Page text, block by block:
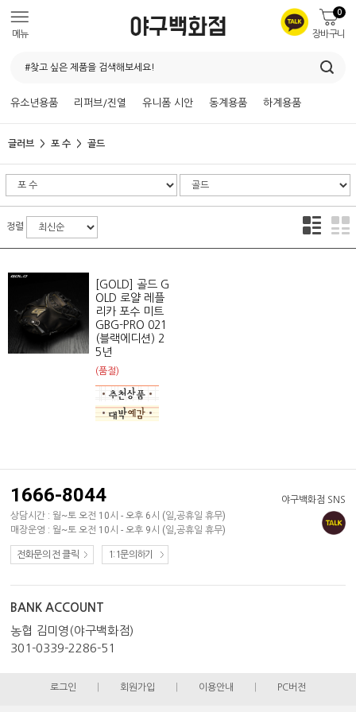
메뉴 장바구니
0
유소년용품 리퍼브/진열 유니폼 시안 동계용품 하계용품
글러브 포 수 골드
정렬
[GOLD] 골드 G
OLD 로얄 레플
리카 포수 미트
GBG-PRO 021
(블랙에디션) 2
5년
(품절)
야구백화점 SNS
1666-8044
상담시간 : 월~토 오전 10시 - 오후 6시 (일,공휴일 휴무)
매장운영 : 월~토 오전 10시 - 오후 9시 (일,공휴일 휴무)
전화문의 전 클릭 1:1문의하기
BANK ACCOUNT
농협 김미영(야구백화점)
301-0339-2286-51
로그인 회원가입 이용안내 PC버전